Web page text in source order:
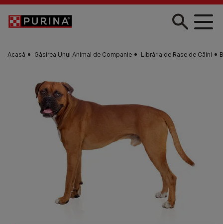
Skip to main content
Acasă Găsirea Unui Animal de Companie Librăria de Rase de Câini